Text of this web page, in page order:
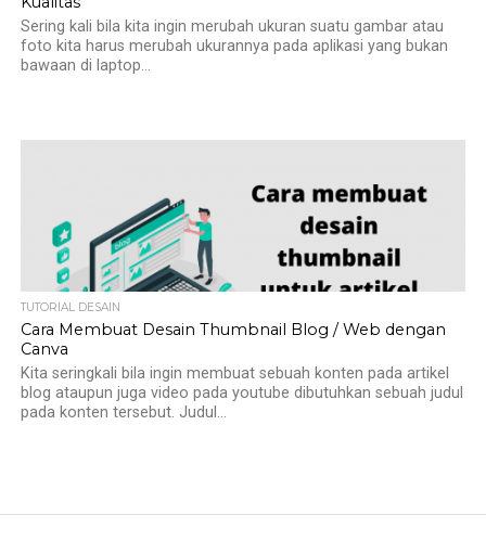
Sering kali bila kita ingin merubah ukuran suatu gambar atau
foto kita harus merubah ukurannya pada aplikasi yang bukan
bawaan di laptop...
TUTORIAL DESAIN
Cara Membuat Desain Thumbnail Blog / Web dengan
Canva
Kita seringkali bila ingin membuat sebuah konten pada artikel
blog ataupun juga video pada youtube dibutuhkan sebuah judul
pada konten tersebut. Judul...